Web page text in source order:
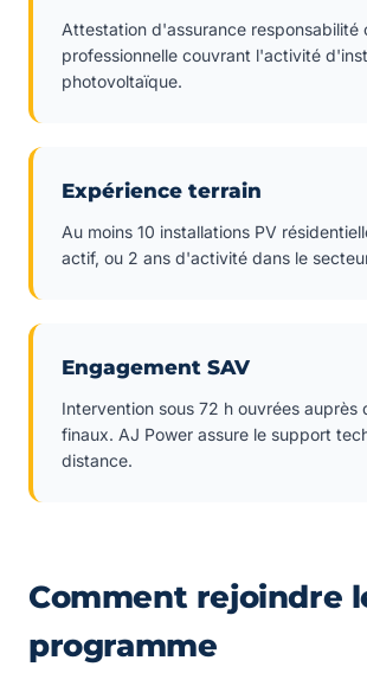
Attestation d'assurance responsabilité
professionnelle couvrant l'activité
photovoltaïque.
Expérience terrain
Au moins 10 installations PV
actif, ou 2 ans d'activité dans le
Engagement SAV
Intervention sous 72 h ouvrées auprès
finaux. AJ Power assure le support
distance.
Comment rejoindre
programme